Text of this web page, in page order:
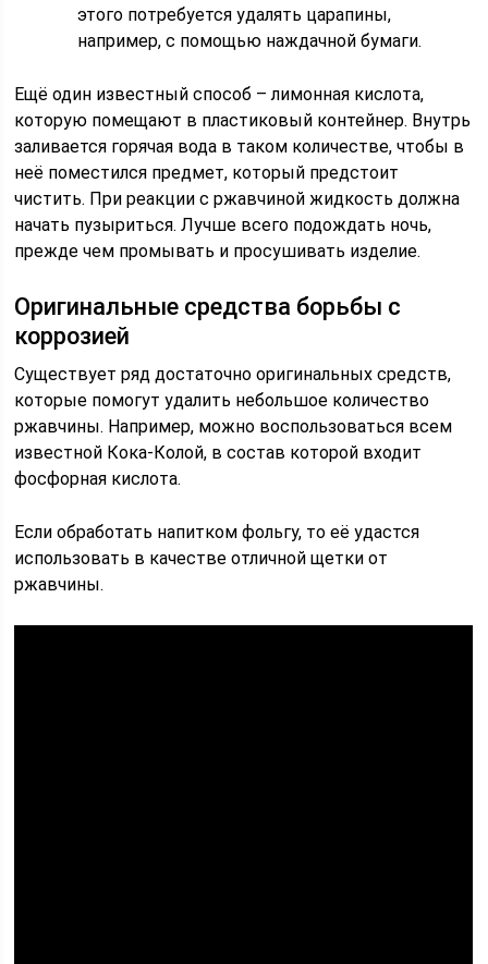
этого потребуется удалять царапины,
например, с помощью наждачной бумаги.
Ещё один известный способ – лимонная кислота,
которую помещают в пластиковый контейнер. Внутрь
заливается горячая вода в таком количестве, чтобы в
неё поместился предмет, который предстоит
чистить. При реакции с ржавчиной жидкость должна
начать пузыриться. Лучше всего подождать ночь,
прежде чем промывать и просушивать изделие.
Оригинальные средства борьбы с
коррозией
Существует ряд достаточно оригинальных средств,
которые помогут удалить небольшое количество
ржавчины. Например, можно воспользоваться всем
известной Кока-Колой, в состав которой входит
фосфорная кислота.
Если обработать напитком фольгу, то её удастся
использовать в качестве отличной щетки от
ржавчины.